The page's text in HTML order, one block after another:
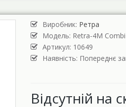
Виробник: Ретра
Модель: Retra-4М
Артикул: 10649
Наявність: Попереднє
Відсутній на